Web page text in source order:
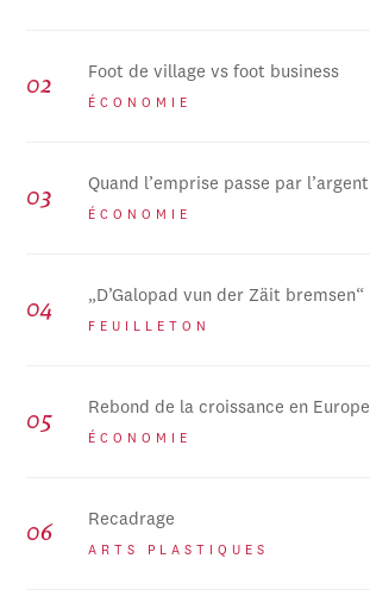
Foot de village vs foot business
ÉCONOMIE
Quand l’emprise passe par l’argent
ÉCONOMIE
„D’Galopad vun der Zäit bremsen“
FEUILLETON
Rebond de la croissance en Europe
ÉCONOMIE
Recadrage
ARTS PLASTIQUES